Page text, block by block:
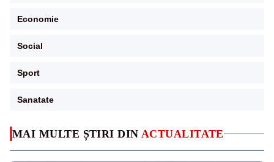
MAI MULTE ȘTIRI DIN ACTUALITATE
Economie
Social
Sport
Sanatate